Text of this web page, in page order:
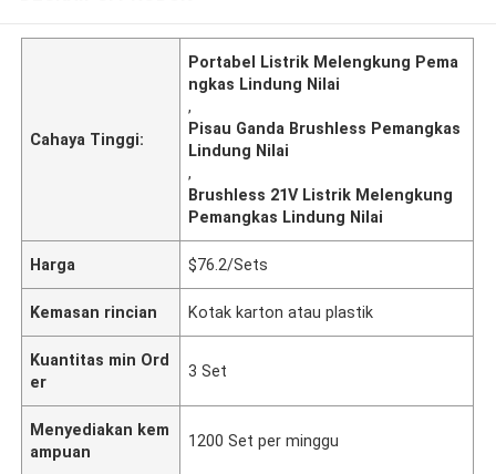
Cahaya Tinggi:
Portabel Listrik Melengkung Pema
ngkas Lindung Nilai
,
Pisau Ganda Brushless Pemangkas
Lindung Nilai
,
Brushless 21V Listrik Melengkung
Pemangkas Lindung Nilai
Harga $76.2/Sets
Kemasan rincian Kotak karton atau plastik
Kuantitas min Ord
er
3 Set
Menyediakan kem
ampuan
1200 Set per minggu